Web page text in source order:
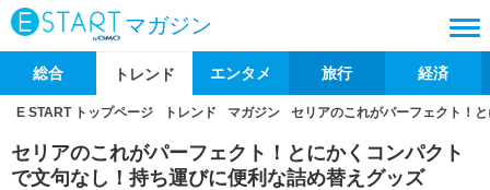
マガジン
総合 トレンド エンタメ 旅行 経済
E START トップページ トレンド マガジン セリアのこれがパーフェクト！
セリアのこれがパーフェクト！とにかくコンパクト
で文句なし！持ち運びに便利な詰め替えグッズ